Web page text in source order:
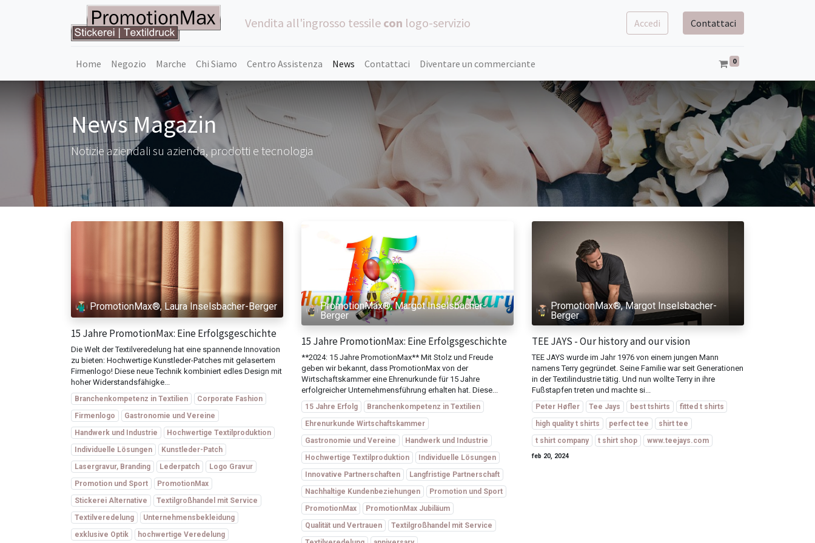
Vendita all'ingrosso tessile con logo-servizio Accedi Contattaci
Home Negozio Marche Chi Siamo Centro Assistenza News Contattaci Diventare un commerciante 0
News Magazin
Notizie aziendali su azienda, prodotti e tecnologia
PromotionMax®, Laura Inselsbacher-Berger
15 Jahre PromotionMax: Eine Erfolgsgeschichte
Die Welt der Textilveredelung hat eine spannende Innovation
zu bieten: Hochwertige Kunstleder-Patches mit gelasertem
Firmenlogo! Diese neue Technik kombiniert edles Design mit
hoher Widerstandsfähigke...
Branchenkompetenz in Textilien
Corporate Fashion
Firmenlogo
Gastronomie und Vereine
Handwerk und Industrie
Hochwertige Textilproduktion
Individuelle Lösungen
Kunstleder-Patch
Lasergravur, Branding
Lederpatch
Logo Gravur
Promotion und Sport
PromotionMax
Stickerei Alternative
Textilgroßhandel mit Service
Textilveredelung
Unternehmensbekleidung
exklusive Optik
hochwertige Veredelung
PromotionMax®, Margot Inselsbacher-
Berger
15 Jahre PromotionMax: Eine Erfolgsgeschichte
**2024: 15 Jahre PromotionMax** Mit Stolz und Freude
geben wir bekannt, dass PromotionMax von der
Wirtschaftskammer eine Ehrenurkunde für 15 Jahre
erfolgreicher Unternehmensführung erhalten hat. Diese...
15 Jahre Erfolg
Branchenkompetenz in Textilien
Ehrenurkunde Wirtschaftskammer
Gastronomie und Vereine
Handwerk und Industrie
Hochwertige Textilproduktion
Individuelle Lösungen
Innovative Partnerschaften
Langfristige Partnerschaft
Nachhaltige Kundenbeziehungen
Promotion und Sport
PromotionMax
PromotionMax Jubiläum
Qualität und Vertrauen
Textilgroßhandel mit Service
PromotionMax®, Margot Inselsbacher-
Berger
TEE JAYS - Our history and our vision
TEE JAYS wurde im Jahr 1976 von einem jungen Mann
namens Terry gegründet. Seine Familie war seit Generationen
in der Textilindustrie tätig. Und nun wollte Terry in ihre
Fußstapfen treten und machte si...
Peter Høfler Tee Jays best tshirts
fitted t shirts
high quality t shirts
perfect tee
shirt tee
t shirt company
t shirt shop www.teejays.com
feb 20, 2024